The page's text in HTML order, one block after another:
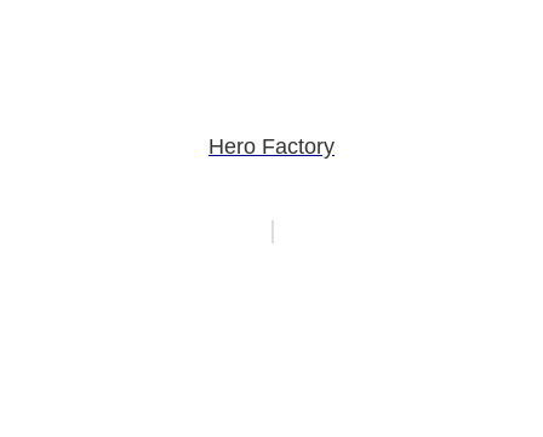
Hero Factory